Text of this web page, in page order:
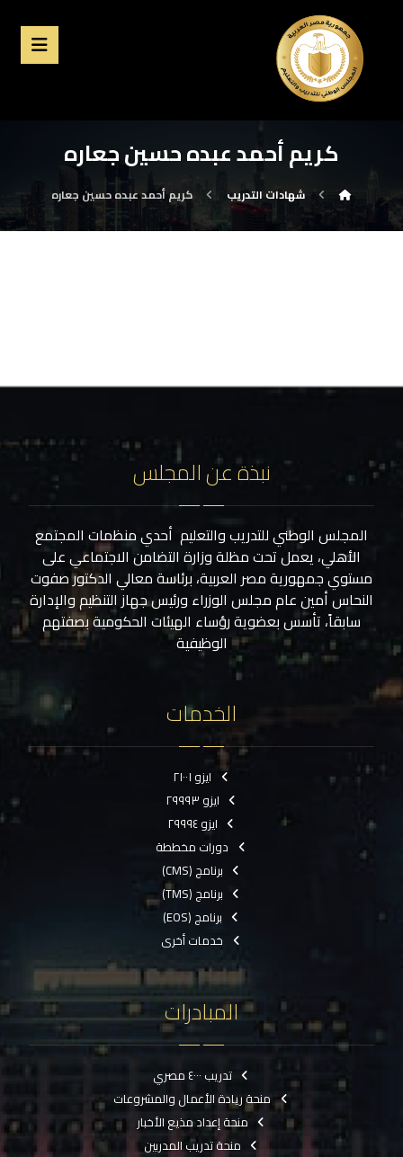
كريم أحمد عبده حسين جعاره
شهادات التدريب كريم أحمد عبده حسين جعاره
نبذة عن المجلس
المجلس الوطني للتدريب والتعليم أحدي منظمات المجتمع
الأهلي، يعمل تحت مظلة وزارة التضامن الاجتماعي على
مستوي جمهورية مصر العربية، برئاسة معالي الدكتور صفوت
النحاس أمين عام مجلس الوزراء ورئيس جهاز التنظيم والإدارة
سابقاً، تأسس بعضوية رؤساء الهيئات الحكومية بصفتهم
الوظيفية
الخدمات
ايزو ٢١٠٠١
ايزو ٢٩٩٩٣
ايزو ٢٩٩٩٤
دورات مخططة
برنامج (CMS)
برنامج (TMS)
برنامج (EOS)
خدمات أخرى
المبادرات
تدريب ٤٠٠٠ مصري
منحة ريادة الأعمال والمشروعات
منحة إعداد مذيع الأخبار
منحة تدريب المدربين